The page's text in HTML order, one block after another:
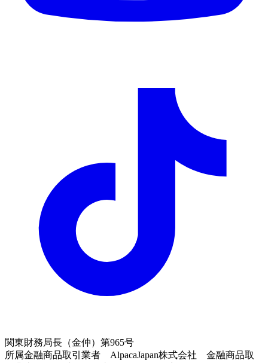
関東財務局長（金仲）第965号
所属金融商品取引業者 AlpacaJapan株式会社 金融商品取